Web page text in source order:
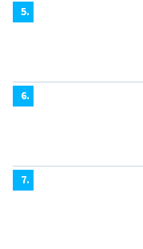
5.
6.
7.